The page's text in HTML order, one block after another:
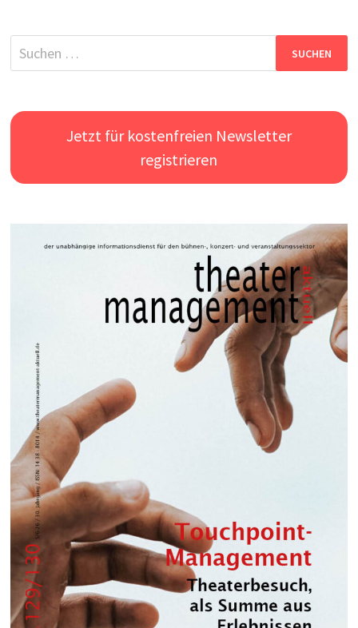
Suchen
nach:
Jetzt für kostenfreien Newsletter
registrieren